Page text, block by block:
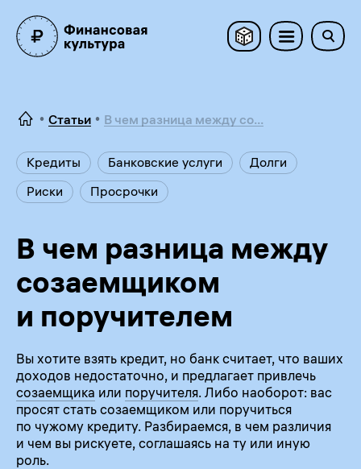
Статьи В чем разница между со...
Кредиты Банковские услуги
Долги
Риски
Просрочки
В чем разница между
созаемщиком
и поручителем
Вы хотите взять кредит, но банк считает, что ваших
доходов недостаточно, и предлагает привлечь
созаемщика или поручителя. Либо наоборот: вас
просят стать созаемщиком или поручиться
по чужому кредиту. Разбираемся, в чем различия
и чем вы рискуете, соглашаясь на ту или иную
роль.